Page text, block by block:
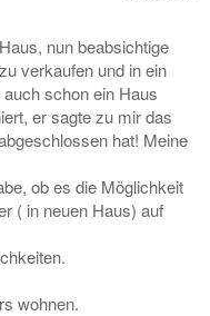
nun beabsichtige
verkaufen und in ein
schon ein Haus
er sagte zu mir das
hat! Meine
ob es die Möglichkeit
( in neuen Haus) auf
wohnen.